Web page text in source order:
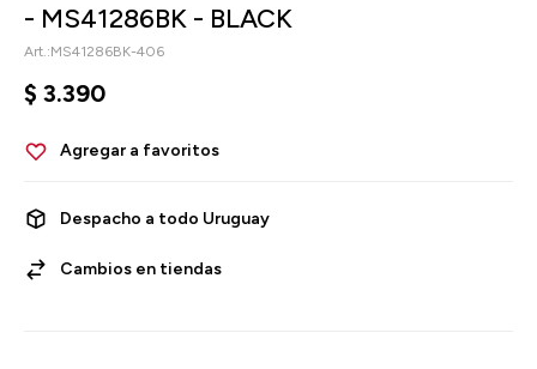
- MS41286BK - BLACK
MS41286BK-406
$ 3.390
Despacho a todo Uruguay
Cambios en tiendas